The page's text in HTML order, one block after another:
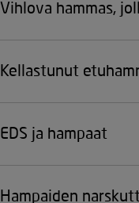
Vihlova hammas,
Kellastunut
EDS ja hampaat
Hampaiden